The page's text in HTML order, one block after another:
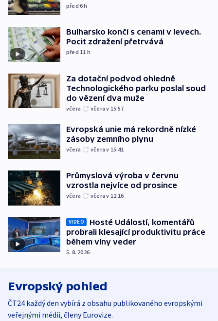
před 6h
Bulharsko končí s cenami v levech.
Pocit zdražení přetrvává
před 11 h
Za dotační podvod ohledně
Technologického parku poslal soud
do vězení dva muže
včera včera v 15:57
Evropská unie má rekordně nízké
zásoby zemního plynu
včera včera v 15:41
Průmyslová výroba v červnu
vzrostla nejvíce od prosince
včera včera v 12:16
VIDEO
Hosté Událostí, komentářů
probrali klesající produktivitu práce
během vlny veder
5. 8. 2026
Evropský pohled
ČT24 každý den vybírá z obsahu publikovaného evropskými
veřejnými médii, členy Eurovize.